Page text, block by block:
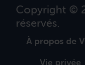
Copyright ©
réservés.
À propos de
Vie privée